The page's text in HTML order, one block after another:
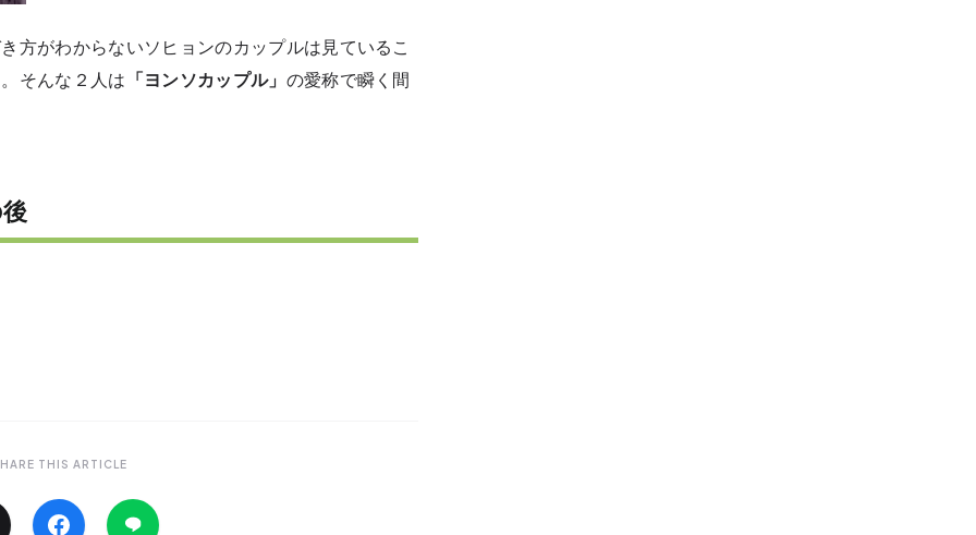
方がわからないソヒョンのカップルは見ているこ
そんな２人は 「ヨンソカップル」 の愛称で瞬く間
THIS ARTICLE